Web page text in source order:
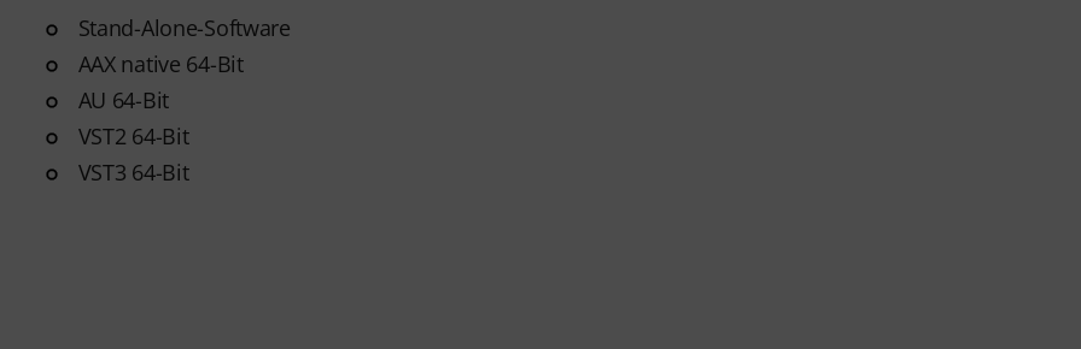
Stand-Alone-Software
AAX native 64-Bit
AU 64-Bit
VST2 64-Bit
VST3 64-Bit